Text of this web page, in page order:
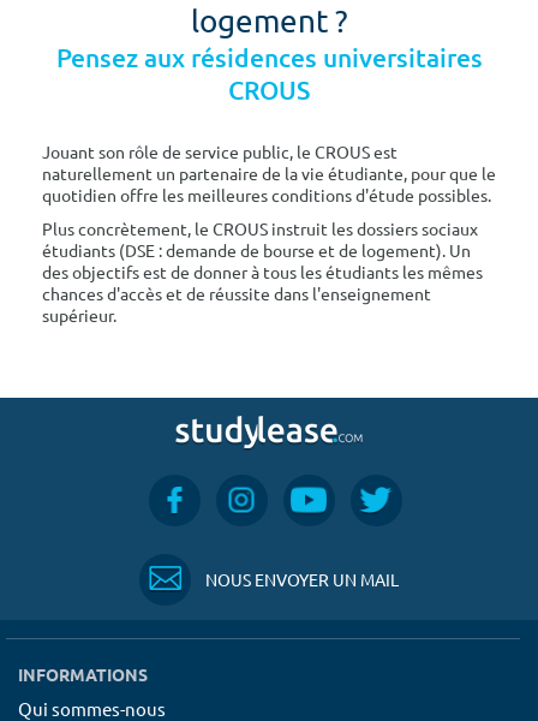
logement ?
Pensez aux résidences universitaires
CROUS
Jouant son rôle de service public, le CROUS est
naturellement un partenaire de la vie étudiante, pour que le
quotidien offre les meilleures conditions d'étude possibles.
Plus concrètement, le CROUS instruit les dossiers sociaux
étudiants (DSE : demande de bourse et de logement). Un
des objectifs est de donner à tous les étudiants les mêmes
chances d'accès et de réussite dans l'enseignement
supérieur.
NOUS ENVOYER UN MAIL
INFORMATIONS
Qui sommes-nous